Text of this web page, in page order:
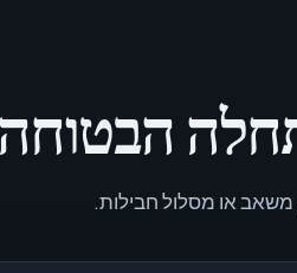
הבטוחה
או מסלול חבילות.